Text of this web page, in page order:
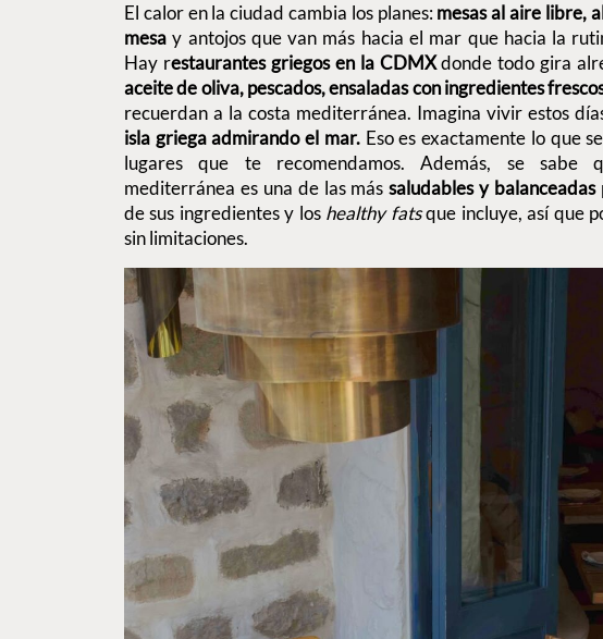
El calor en la ciudad cambia los planes:mesas al aire libre,
mesa y antojos que van más hacia el mar que hacia la
Hay restaurantes griegos en la CDMXdonde todo gira
aceite de oliva, pescados, ensaladas con ingredientes
recuerdan a la costa mediterránea. Imagina vivir estos
isla griega admirando el mar.Eso es exactamente lo que
lugares que te recomendamos. Además, se sabe
mediterránea es una de las mássaludables y balanceadas
de sus ingredientes y los healthy fatsque incluye, así que
sin limitaciones.